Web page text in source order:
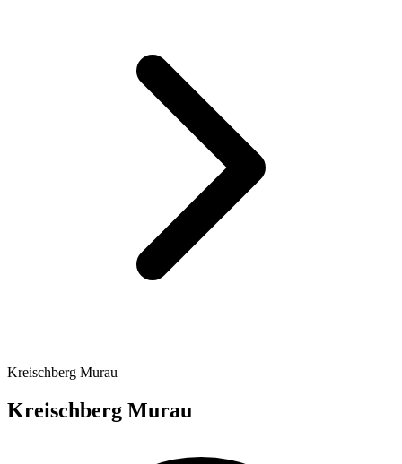
Kreischberg Murau
Kreischberg Murau